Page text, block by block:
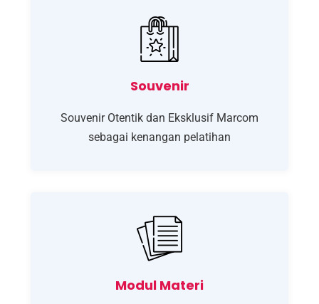
Souvenir
Souvenir Otentik dan Eksklusif Marcom
sebagai kenangan pelatihan
Modul Materi